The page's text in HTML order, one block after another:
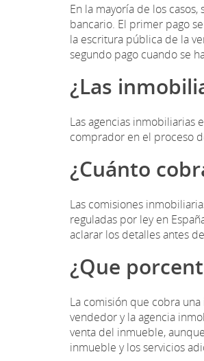
En la mayoría de los
bancario. El primer pago
la escritura pública de la
segundo pago cuando se
¿Las
Las agencias
comprador en el proceso
¿Cuánto
Las comisiones
reguladas por ley en
aclarar los detalles antes
¿Que
La comisión que cobra
vendedor y la agencia
venta del inmueble,
inmueble y los servicios